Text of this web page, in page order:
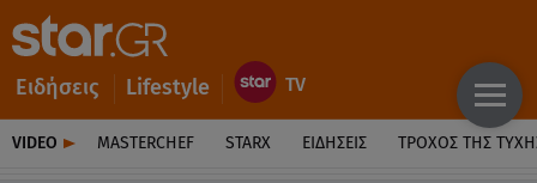
Ειδήσεις Lifestyle
VIDEO MASTERCHEF STARX ΕΙΔΉΣΕΙΣ ΤΡΟΧΌΣ ΤΗΣ